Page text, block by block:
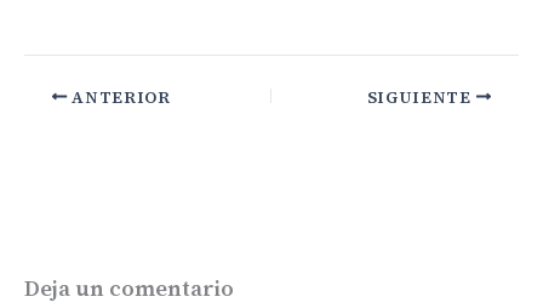
ANTERIOR SIGUIENTE
Deja un comentario